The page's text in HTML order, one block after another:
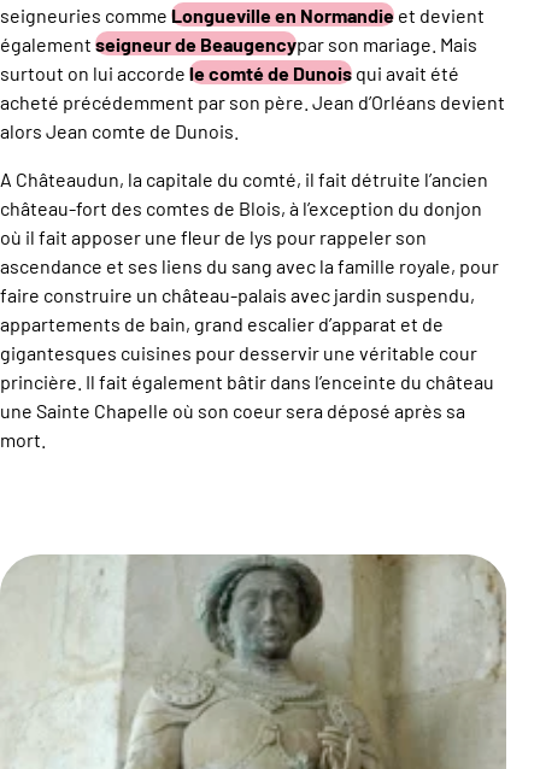
seigneuries comme Longueville en Normandie et devient
également seigneur de Beaugencypar son mariage. Mais
surtout on lui accorde le comté de Dunois qui avait été
acheté précédemment par son père. Jean d’Orléans devient
alors Jean comte de Dunois.
A Châteaudun, la capitale du comté, il fait détruite l’ancien
château-fort des comtes de Blois, à l’exception du donjon
où il fait apposer une fleur de lys pour rappeler son
ascendance et ses liens du sang avec la famille royale, pour
faire construire un château-palais avec jardin suspendu,
appartements de bain, grand escalier d’apparat et de
gigantesques cuisines pour desservir une véritable cour
princière. Il fait également bâtir dans l’enceinte du château
une Sainte Chapelle où son coeur sera déposé après sa
mort.